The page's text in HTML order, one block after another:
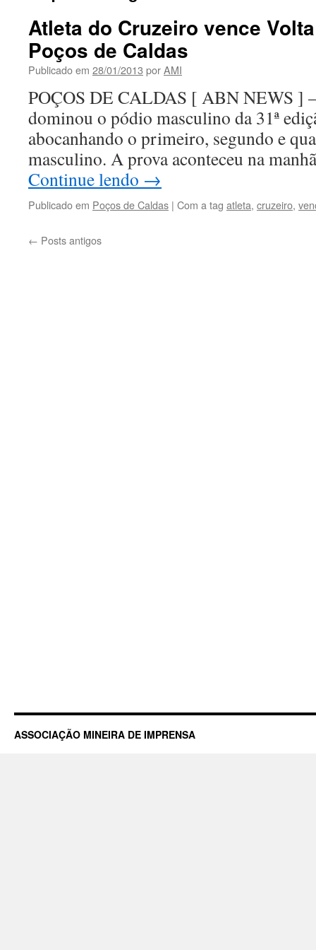
Atleta do Cruzeiro vence
Poços de Caldas
Publicado em 28/01/2013 porAMI
POÇOS DE CALDAS [ ABN NEWS ]
dominou o pódio masculino da 31ª
abocanhando o primeiro, segundo e
masculino. A prova aconteceu na
Continue lendo →
Publicado em Poços de Caldas | Com a tag atleta, cruzeiro,
← Posts antigos
ASSOCIAÇÃO MINEIRA DE IMPRENSA